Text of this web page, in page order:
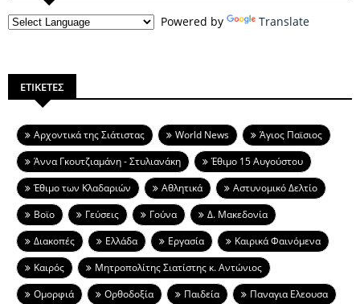
Powered by Translate
ΕΤΙΚΕΤΕΣ
Aρχοντικά της Σιάτιστας World News
Άγιος Παϊσιος
Άννα Γκουτζιαμάνη - Στυλιανάκη
Έθιμο 15 Αυγούστου
Έθιμο των Κλαδαριών
Αθλητικά
Αστυνομικό Δελτίο
Βοϊο
Γεύσεις Γούνα
Δ. Μακεδονία
Διακοπές
Ελλάδα Εργασία
Καιρικά Φαινόμενα
Καιρός
Μητροπολίτης Σιατίστης κ. Αντώνιος
Ομορφιά
Ορθοδοξία Παιδεία
Παναγια Ελεουσα